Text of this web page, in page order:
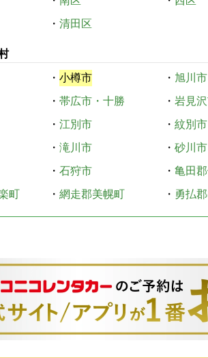
・ 清田区
・ 小樽市 ・ 旭川市
・ 帯広市・十勝 ・ 岩見
・ 江別市 ・ 紋別市
・ 滝川市 ・ 砂川市
・ 石狩市 ・ 亀田
町 ・ 網走郡美幌町 ・ 勇払